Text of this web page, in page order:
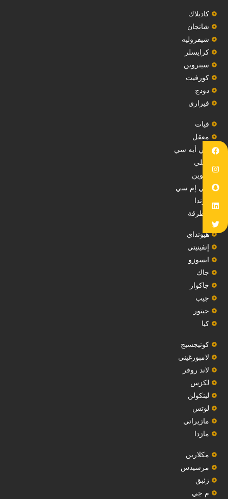
كاديلاك
‏شانجان‏
شيفروليه
‏كرايسلر‏
سيتروين
‏كورفيت‏
دودج
فيراري
فيات
معقل
‏جي أيه سي‏
جيلي
‏تكوين‏
جي إم سي
هوندا
مطرقة
هيونداي
إنفينيتي
‏ايسوزو‏
‏جاك‏
جاكوار
جيب
‏جيتور‏
كيا
‏كونيجسيج‏
لامبورغيني
لاند روفر
لكزس
لينكولن
‏لوتس‏
مازيراتي
مازدا
مكلارين
مرسيدس
‏زئبق‏
م جي